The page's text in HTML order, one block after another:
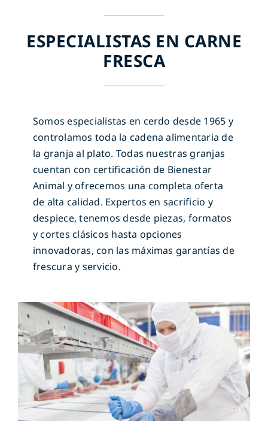
ESPECIALISTAS EN CARNE
FRESCA
Somos especialistas en cerdo desde 1965 y
controlamos toda la cadena alimentaria de
la granja al plato. Todas nuestras granjas
cuentan con certificación de Bienestar
Animal y ofrecemos una completa oferta
de alta calidad. Expertos en sacrificio y
despiece, tenemos desde piezas, formatos
y cortes clásicos hasta opciones
innovadoras, con las máximas garantías de
frescura y servicio.